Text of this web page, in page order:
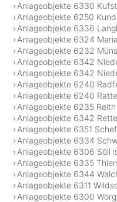
Anlageobjekte 6330
Anlageobjekte 6250 Kundl
Anlageobjekte 6336
Anlageobjekte 6324
Anlageobjekte 6232
Anlageobjekte 6342
Anlageobjekte 6342
Anlageobjekte 6240
Anlageobjekte 6240
Anlageobjekte 6235
Anlageobjekte 6342
Anlageobjekte 6351
Anlageobjekte 6334
Anlageobjekte 6306 Söll
Anlageobjekte 6335
Anlageobjekte 6344
Anlageobjekte 6311
Anlageobjekte 6300 Wörgl